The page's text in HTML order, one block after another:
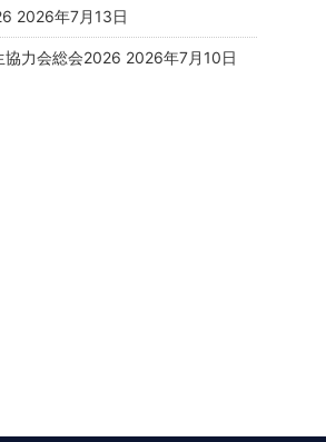
2026年7月13日
協力会総会2026 2026年7月10日